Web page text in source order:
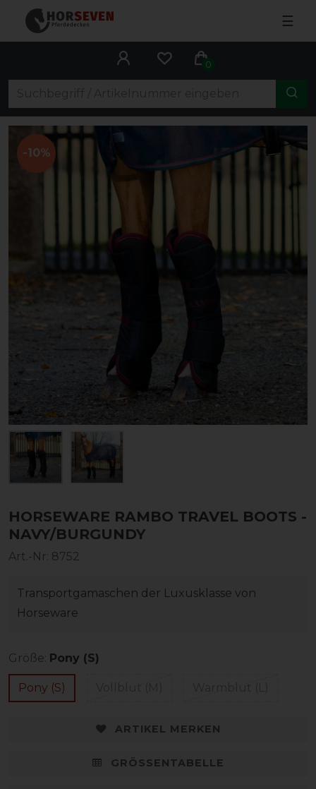
☰
0
-10%
HORSEWARE RAMBO TRAVEL BOOTS -
NAVY/BURGUNDY
Art.-Nr: 8752
Transportgamaschen der Luxusklasse von
Horseware
Größe: Pony (S)
Pony (S)
ARTIKEL MERKEN
GRÖSSENTABELLE